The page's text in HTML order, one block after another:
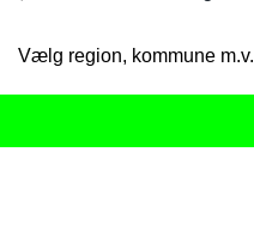
Vælg region, kommune m.v.